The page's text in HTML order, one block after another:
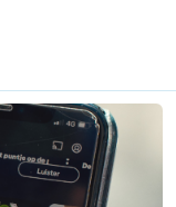
in februari